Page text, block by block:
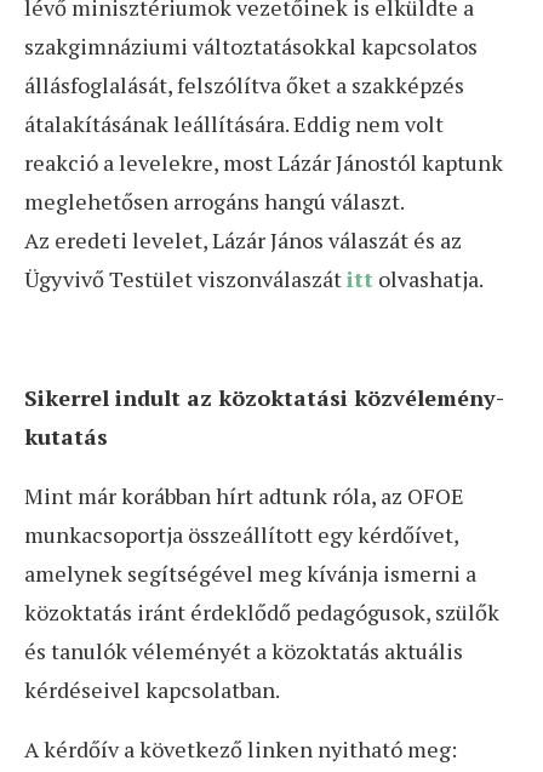
lévő minisztériumok vezetőinek is elküldte a
szakgimnáziumi változtatásokkal kapcsolatos
állásfoglalását, felszólítva őket a szakképzés
átalakításának leállítására. Eddig nem volt
reakció a levelekre, most Lázár Jánostól kaptunk
meglehetősen arrogáns hangú választ.
Az eredeti levelet, Lázár János válaszát és az
Ügyvivő Testület viszonválaszátitt olvashatja.
Sikerrel indult az közoktatási közvélemény-
kutatás
Mint már korábban hírt adtunk róla, az OFOE
munkacsoportja összeállított egy kérdőívet,
amelynek segítségével meg kívánja ismerni a
közoktatás iránt érdeklődő pedagógusok, szülők
és tanulók véleményét a közoktatás aktuális
kérdéseivel kapcsolatban.
A kérdőív a következő linken nyitható meg: